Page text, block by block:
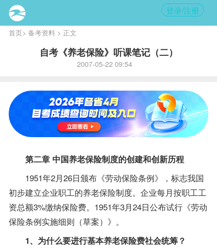
登录/注册
首页> 备考资料> 正文
自考《养老保险》听课笔记（二）
2007-05-22 09:54
第二章 中国养老保险制度的创建和创新历程
1951年2月26日颁布《劳动保险条例》，标志我国
初步建立企业职工的养老保险制度。企业每月按职工工
资总额3%缴纳保险费。1951年3月24日公布试行《劳动
保险条例实施细则（草案）》。
1、为什么要进行基本养老保险费社会统筹？